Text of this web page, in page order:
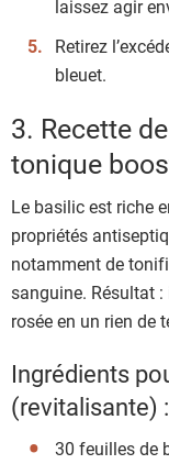
laissez agir
Retirez
bleuet.
3. Recette
tonique
Le basilic est riche
propriétés
notamment de
sanguine. Résultat
rosée en un rien de
Ingrédients
(revitalisante) :
30 feuilles de